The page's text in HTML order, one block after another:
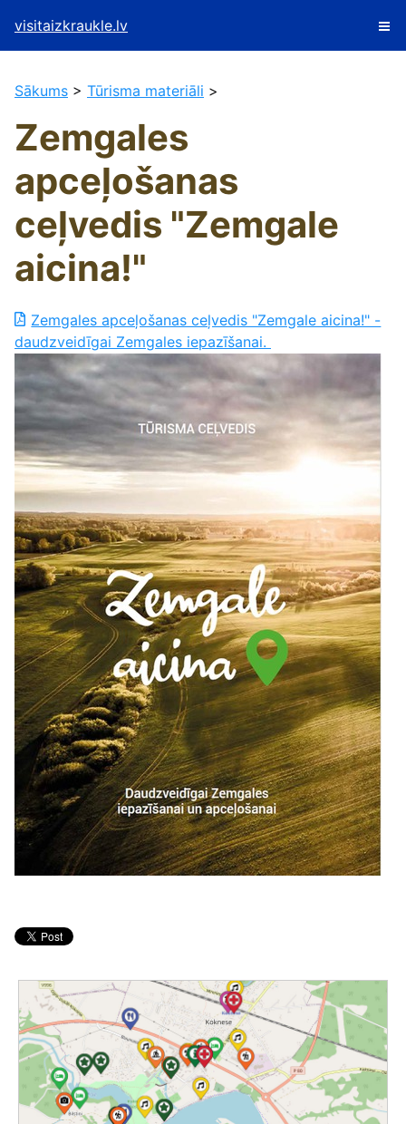
visitaizkraukle.lv
Sākums > Tūrisma materiāli >
Zemgales
apceļošanas
ceļvedis "Zemgale
aicina!"
Zemgales apceļošanas ceļvedis "Zemgale aicina!" -
daudzveidīgai Zemgales iepazīšanai.